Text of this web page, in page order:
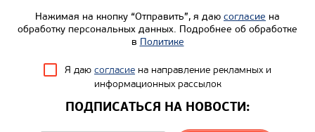
Нажимая на кнопку “Отправить”, я даю согласие на
обработку персональных данных. Подробнее об обработке
в Политике
Я даю согласие на направление рекламных и
информационных рассылок
ПОДПИСАТЬСЯ НА НОВОСТИ: